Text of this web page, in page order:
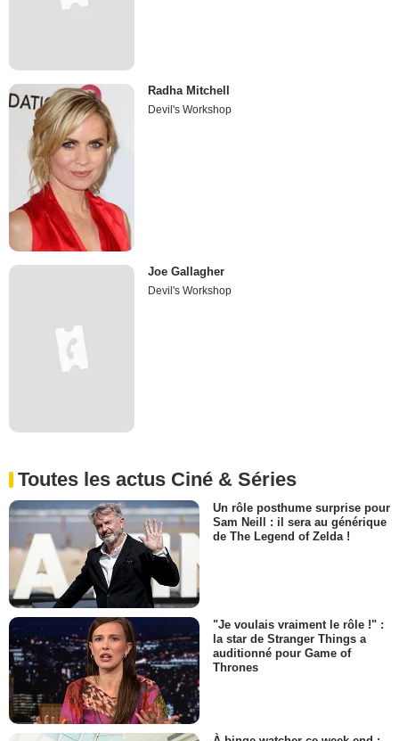
Radha Mitchell
Devil's Workshop
Joe Gallagher
Devil's Workshop
Toutes les actus Ciné & Séries
Un rôle posthume surprise pour
Sam Neill : il sera au générique
de The Legend of Zelda !
"Je voulais vraiment le rôle !" :
la star de Stranger Things a
auditionné pour Game of
Thrones